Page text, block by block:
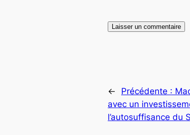
← Précédente :
avec un
l’autosuffisance du